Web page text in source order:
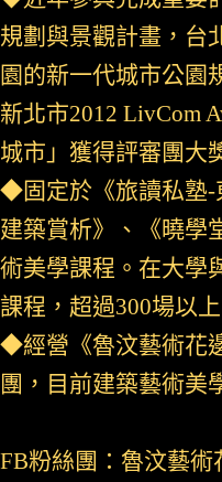
規劃與景觀計畫，台
園的新一代城市公園
新北市2012 LivCom
城市」獲得評審團大
◆固定於《旅讀私塾-
建築賞析》、《曉學
術美學課程。在大學
課程，超過300場以上
◆經營《魯汶藝術花
團，目前建築藝術美
FB粉絲團：魯汶藝術